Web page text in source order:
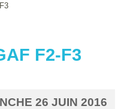
F2-F3
26 JUIN 2016